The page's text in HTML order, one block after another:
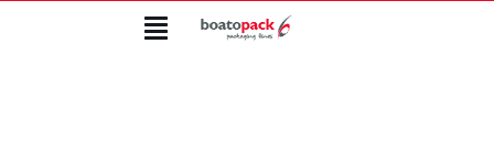
Toggle